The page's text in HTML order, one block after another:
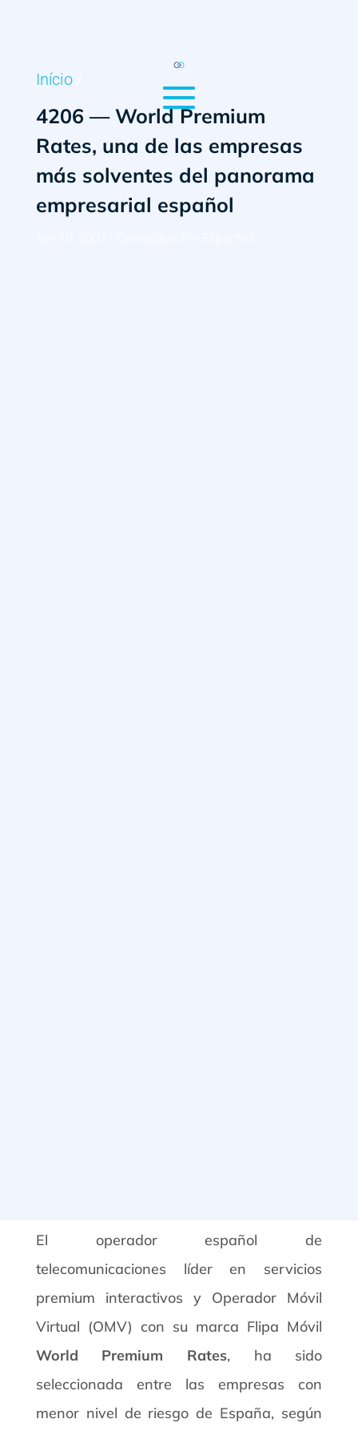
Início
4206 — World Premium
Rates, una de las empresas
más solventes del panorama
empresarial español
El operador español de
telecomunicaciones líder en servicios
premium interactivos y Operador Móvil
Virtual (OMV) con su marca Flipa Móvil
World Premium Rates, ha sido
seleccionada entre las empresas con
menor nivel de riesgo de España, según